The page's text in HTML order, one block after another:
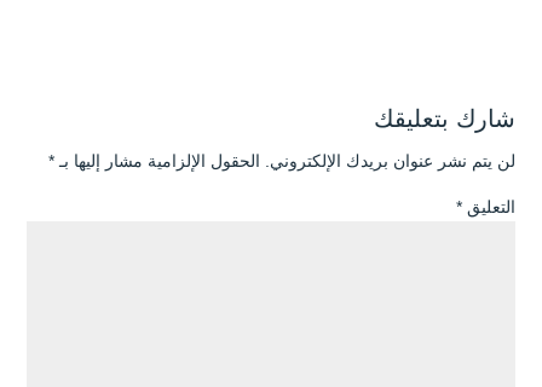
شارك بتعليقك
لن يتم نشر عنوان بريدك الإلكتروني. الحقول الإلزامية مشار إليها بـ *
التعليق *